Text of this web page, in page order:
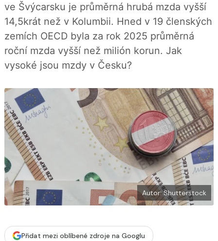
a
e
o
t
i
ve Švýcarsku je průměrná hrubá mzda vyšší
14,5krát než v Kolumbii. Hned v 19 členských
zemích OECD byla za rok 2025 průměrná
roční mzda vyšší než milión korun. Jak
vysoké jsou mzdy v Česku?
Autor: Shutterstock
Přidat mezi oblíbené zdroje na Googlu